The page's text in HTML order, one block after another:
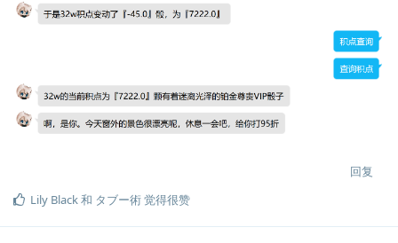
回复
Lily Black和 タブー術觉得很赞